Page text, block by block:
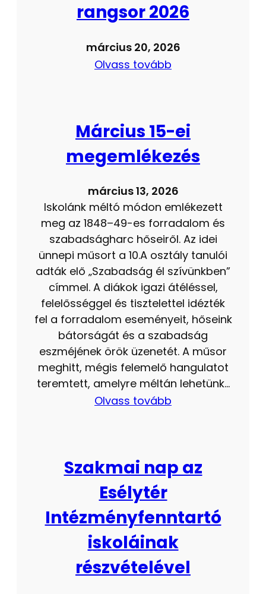
rangsor 2026
március 20, 2026
Olvass tovább
Március 15-ei
megemlékezés
március 13, 2026
Iskolánk méltó módon emlékezett
meg az 1848–49-es forradalom és
szabadságharc hőseiről. Az idei
ünnepi műsort a 10.A osztály tanulói
adták elő „Szabadság él szívünkben”
címmel. A diákok igazi átéléssel,
felelősséggel és tisztelettel idézték
fel a forradalom eseményeit, hőseink
bátorságát és a szabadság
eszméjének örök üzenetét. A műsor
meghitt, mégis felemelő hangulatot
teremtett, amelyre méltán lehetünk…
Olvass tovább
Szakmai nap az
Esélytér
Intézményfenntartó
iskoláinak
részvételével